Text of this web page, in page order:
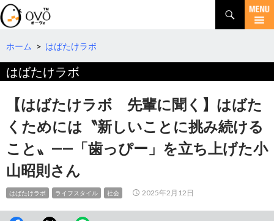
検
索
コ
テ
ツ
へ
ホーム > はばたけラボ
はばたけラボ
【はばたけラボ 先輩に聞く】はばた
くためには〝新しいことに挑み続ける
こと〟――「歯っぴー」を立ち上げた小
山昭則さん
はばたけラボ ライフスタイル 社会 2025年2月12日